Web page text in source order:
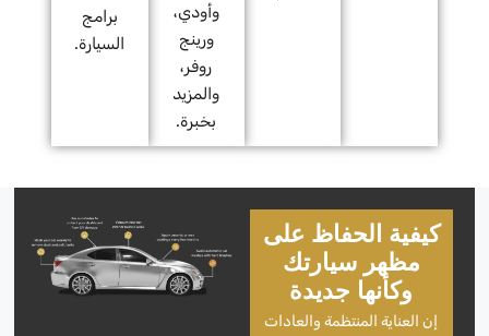
وأودي،
ورينج
روفر،
والمزيد
بخبرة.
برامج
السيارة.
كيفية الحفاظ على
مظهر سيارتك
وكأنها جديدة
إن العناية المنتظمة والعادات